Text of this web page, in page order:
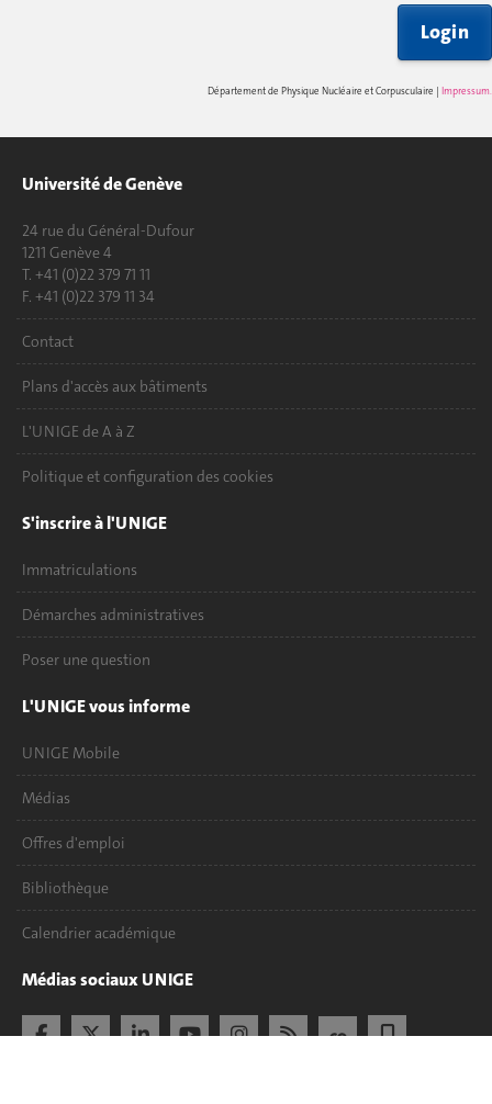
Login
Département de Physique Nucléaire et Corpusculaire | Impressum.
Université de Genève
24 rue du Général-Dufour
1211 Genève 4
T. +41 (0)22 379 71 11
F. +41 (0)22 379 11 34
Contact
Plans d'accès aux bâtiments
L'UNIGE de A à Z
Politique et configuration des cookies
S'inscrire à l'UNIGE
Immatriculations
Démarches administratives
Poser une question
L'UNIGE vous informe
UNIGE Mobile
Médias
Offres d'emploi
Bibliothèque
Calendrier académique
Médias sociaux UNIGE